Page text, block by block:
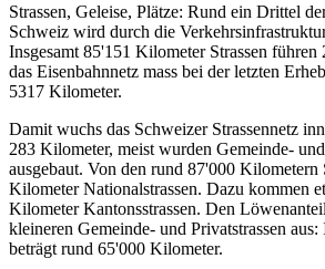
Strassen, Geleise, Plätze: Rund ein Drittel
Schweiz wird durch die
Insgesamt 85'151 Kilometer Strassen
das Eisenbahnnetz mass bei der letzten
5317 Kilometer.
Damit wuchs das Schweizer Strassennetz
283 Kilometer, meist wurden Gemeinde-
ausgebaut. Von den rund 87'000 Kilometern
Kilometer Nationalstrassen. Dazu kommen
Kilometer Kantonsstrassen. Den
kleineren Gemeinde- und Privatstrassen aus:
beträgt rund 65'000 Kilometer.